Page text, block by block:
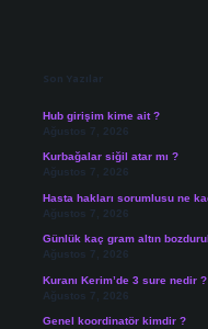
Son Yazılar
Hub girişim kime ait ?
Ağustos 7, 2026
Kurbağalar siğil atar mı ?
Ağustos 7, 2026
Hasta hakları sorumlusu ne
Ağustos 7, 2026
Günlük kaç gram altın
Ağustos 7, 2026
Kuranı Kerim’de 3 sure nedir ?
Ağustos 7, 2026
Genel koordinatör kimdir ?